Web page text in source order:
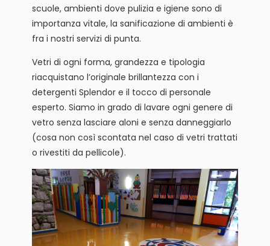
scuole, ambienti dove pulizia e igiene sono di
importanza vitale, la sanificazione di ambienti è
fra i nostri servizi di punta.
Vetri di ogni forma, grandezza e tipologia
riacquistano l’originale brillantezza con i
detergenti Splendor e il tocco di personale
esperto. Siamo in grado di lavare ogni genere di
vetro senza lasciare aloni e senza danneggiarlo
(cosa non così scontata nel caso di vetri trattati
o rivestiti da pellicole).